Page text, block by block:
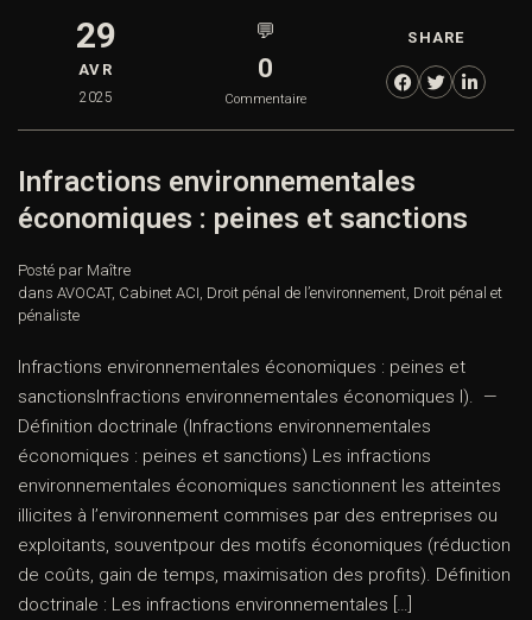
29
AVR
2025
💬
0
Commentaire
SHARE
Infractions environnementales
économiques : peines et sanctions
Posté par Maître
dans AVOCAT, Cabinet ACI, Droit pénal de l’environnement, Droit pénal et
pénaliste
Infractions environnementales économiques : peines et
sanctionsInfractions environnementales économiques I). —
Définition doctrinale (Infractions environnementales
économiques : peines et sanctions) Les infractions
environnementales économiques sanctionnent les atteintes
illicites à l’environnement commises par des entreprises ou
exploitants, souventpour des motifs économiques (réduction
de coûts, gain de temps, maximisation des profits). Définition
doctrinale : Les infractions environnementales […]